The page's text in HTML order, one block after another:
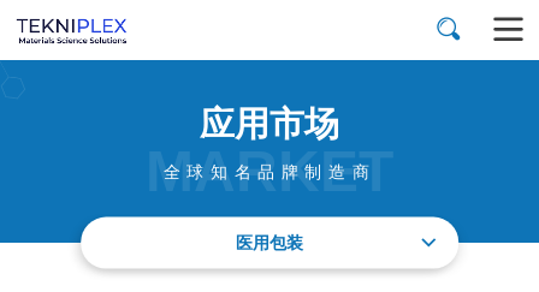
应用市场
全球知名品牌制造商
MARKET
医用包装